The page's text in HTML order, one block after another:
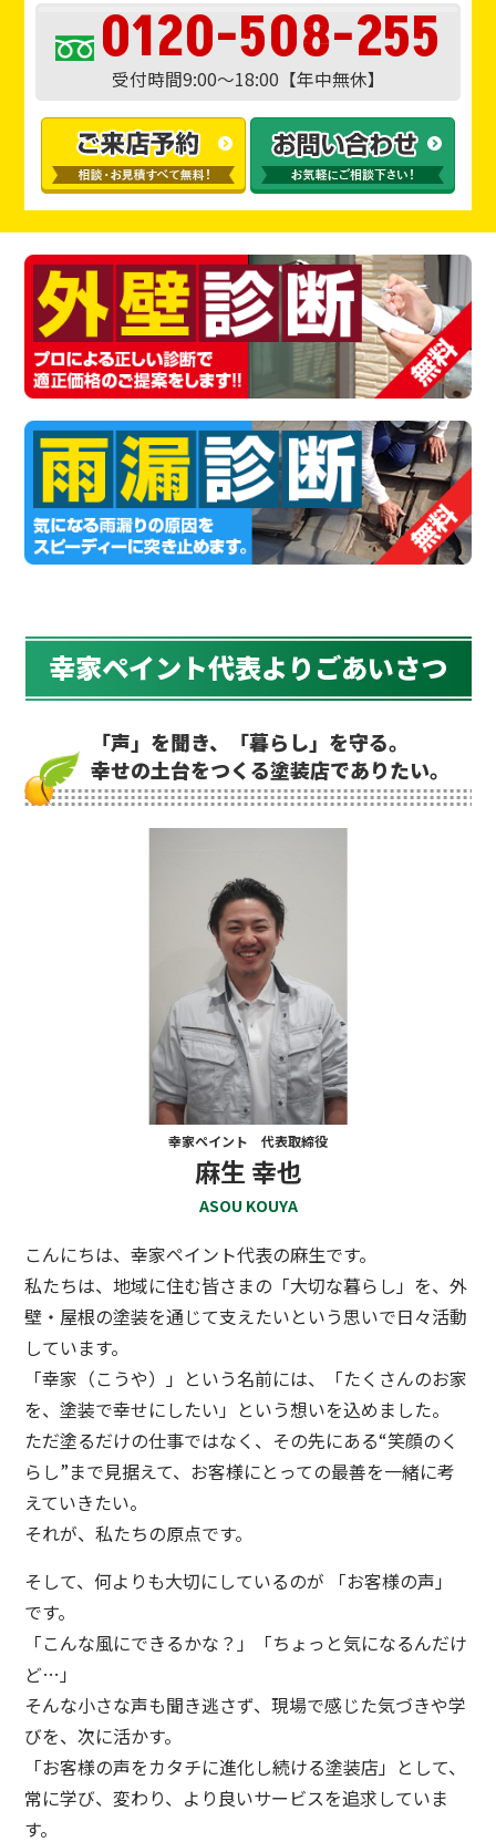
0120-508-255
受付時間9:00～18:00【年中無休】
幸家ペイント代表よりごあいさつ
「声」を聞き、「暮らし」を守る。
幸せの土台をつくる塗装店でありたい。
幸家ペイント 代表取締役
麻生 幸也
ASOU KOUYA
こんにちは、幸家ペイント代表の麻生です。
私たちは、地域に住む皆さまの「大切な暮らし」を、外
壁・屋根の塗装を通じて支えたいという思いで日々活動
しています。
「幸家（こうや）」という名前には、「たくさんのお家
を、塗装で幸せにしたい」という想いを込めました。
ただ塗るだけの仕事ではなく、その先にある“笑顔のく
らし”まで見据えて、お客様にとっての最善を一緒に考
えていきたい。
それが、私たちの原点です。
そして、何よりも大切にしているのが 「お客様の声」
です。
「こんな風にできるかな？」「ちょっと気になるんだけ
ど…」
そんな小さな声も聞き逃さず、現場で感じた気づきや学
びを、次に活かす。
「お客様の声をカタチに進化し続ける塗装店」として、
常に学び、変わり、より良いサービスを追求していま
す。